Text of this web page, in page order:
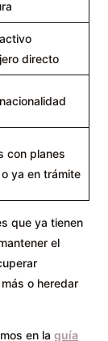
directo
con planes
ya en trámite
que ya tienen
el
o heredar
en laguía